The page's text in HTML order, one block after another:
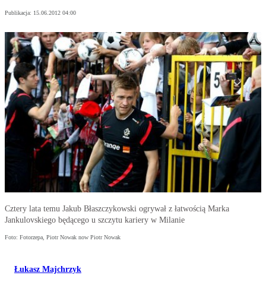
Publikacja: 15.06.2012 04:00
Cztery lata temu Jakub Błaszczykowski ogrywał z łatwością Marka
Jankulovskiego będącego u szczytu kariery w Milanie
Foto: Fotorzepa, Piotr Nowak now Piotr Nowak
Łukasz Majchrzyk